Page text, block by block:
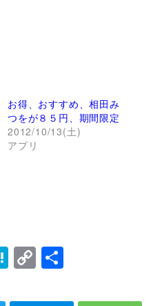
お得、おすすめ、相田み
つをが８５円、期間限定
2012/10/13(土)
アプリ
H C 共